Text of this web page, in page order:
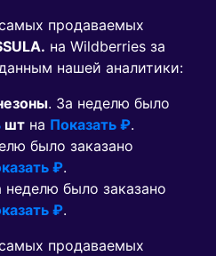
продаваемых
на Wildberries за
нашей аналитики:
. За неделю было
шт на Показать ₽.
было заказано
₽.
неделю было заказано
₽.
продаваемых